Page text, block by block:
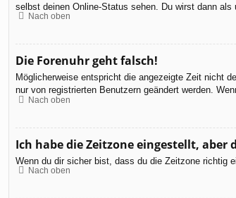
selbst deinen Online-Status sehen. Du wirst dann als
Nach oben
Die Forenuhr geht falsch!
Möglicherweise entspricht die angezeigte Zeit nicht
nur von registrierten Benutzern geändert werden.
Nach oben
Ich habe die Zeitzone eingestellt,
Wenn du dir sicher bist, dass du die Zeitzone richtig
Nach oben